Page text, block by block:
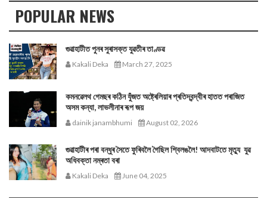
POPULAR NEWS
গুৱাহাটীত পুনৰ সুৰাসক্ত যুৱতীৰ তাণ্ডৱ
Kakali Deka March 27, 2025
কমনৱেলথ গেমছৰ কঠিন যুঁজত অষ্ট্ৰেলিয়াৰ প্ৰতিদ্বন্দ্বীৰ হাতত পৰাজিত
অসম কন্যা, লাভলীনাৰ ৰূপ জয়
dainik janambhumi August 02, 2026
গুৱাহাটীৰ পৰা বন্ধুৰ সৈতে ফুৰিবলৈ গৈছিল শ্বিলঙলৈ! আদবাটতে মৃত্যু যুৱ
অধিবক্তা নম্ৰতা বৰা
Kakali Deka June 04, 2025